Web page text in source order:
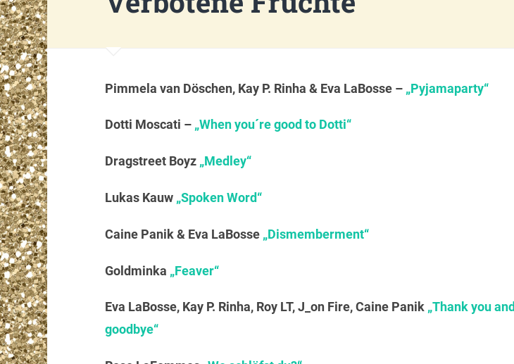
Pimmela van Döschen, Kay P. Rinha & Eva LaBosse – „Pyjamaparty“
Dotti Moscati – „When you´re good to Dotti“
Dragstreet Boyz „Medley“
Lukas Kauw „Spoken Word“
Caine Panik & Eva LaBosse „Dismemberment“
Goldminka „Feaver“
Eva LaBosse, Kay P. Rinha, Roy LT, J_on Fire, Caine Panik „Thank you and
goodbye“